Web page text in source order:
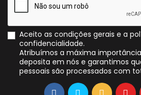
Aceito as condições gerais e a
confidencialidade.
Atribuímos a máxima
deposita em nós e garantimos
pessoais são processados com